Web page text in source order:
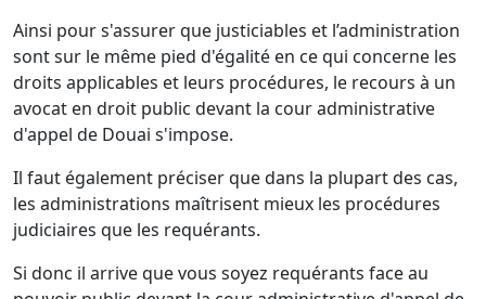
Ainsi pour s'assurer que justiciables et l’administration
sont sur le même pied d'égalité en ce qui concerne les
droits applicables et leurs procédures, le recours à un
avocat en droit public devant la cour administrative
d'appel de Douai s'impose.
Il faut également préciser que dans la plupart des cas,
les administrations maîtrisent mieux les procédures
judiciaires que les requérants.
Si donc il arrive que vous soyez requérants face au